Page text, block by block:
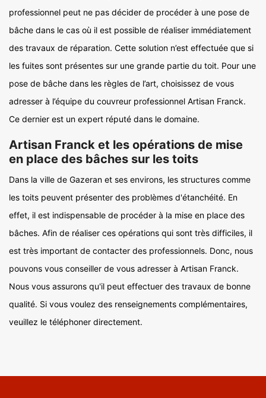
professionnel peut ne pas décider de procéder à une pose de
bâche dans le cas où il est possible de réaliser immédiatement
des travaux de réparation. Cette solution n’est effectuée que si
les fuites sont présentes sur une grande partie du toit. Pour une
pose de bâche dans les règles de l’art, choisissez de vous
adresser à l’équipe du couvreur professionnel Artisan Franck.
Ce dernier est un expert réputé dans le domaine.
Artisan Franck et les opérations de mise
en place des bâches sur les toits
Dans la ville de Gazeran et ses environs, les structures comme
les toits peuvent présenter des problèmes d'étanchéité. En
effet, il est indispensable de procéder à la mise en place des
bâches. Afin de réaliser ces opérations qui sont très difficiles, il
est très important de contacter des professionnels. Donc, nous
pouvons vous conseiller de vous adresser à Artisan Franck.
Nous vous assurons qu'il peut effectuer des travaux de bonne
qualité. Si vous voulez des renseignements complémentaires,
veuillez le téléphoner directement.